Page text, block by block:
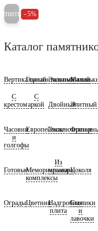
Купить 5%
Каталог
ВертикальныйГоризонтальный
Экономичный
С
крестом
С
аркой
ДвойныйЭлитный
Часовни
и
голгофы
ЕвропейскиеЭксклюзивные
ГотовыеМемориальные
комплексы
Из
мрамораЦоколя
ОградыЦветникНадгробная
плита
Столики
и
лавочки